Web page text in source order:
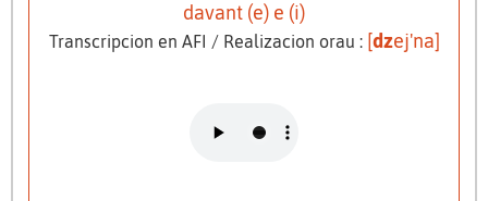
davant (e) e (i)
Transcripcion en AFI / Realizacion orau : [dzej'na]